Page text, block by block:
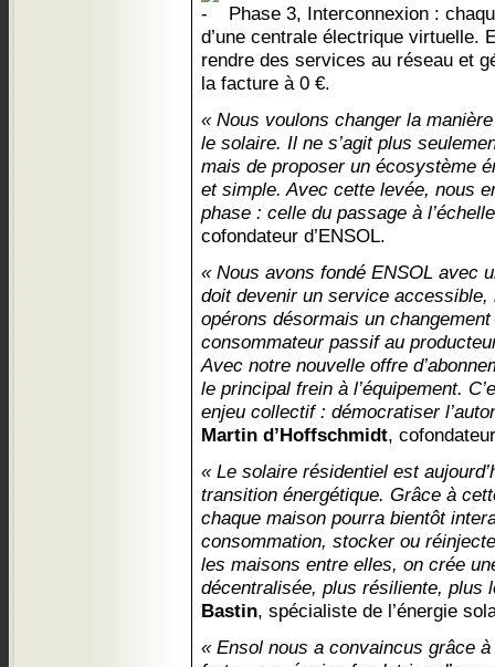
Phase 3, Interconnexion :
d’une centrale électrique virtuelle.
rendre des services au réseau et
la facture à 0 €.
« Nous voulons changer la
le solaire. Il ne s’agit plus
mais de proposer un écosystème
et simple. Avec cette levée, nous
phase : celle du passage à
cofondateur d’ENSOL.
« Nous avons fondé ENSOL avec
doit devenir un service
opérons désormais un
consommateur passif au
Avec notre nouvelle offre
le principal frein à l’équipement.
enjeu collectif : démocratiser
Martin d’Hoffschmidt,
« Le solaire résidentiel est
transition énergétique. Grâce à
chaque maison pourra bientôt
consommation, stocker ou
les maisons entre elles, on crée
décentralisée, plus résiliente, plus
Bastin, spécialiste de l’énergie
« Ensol nous a convaincus grâce